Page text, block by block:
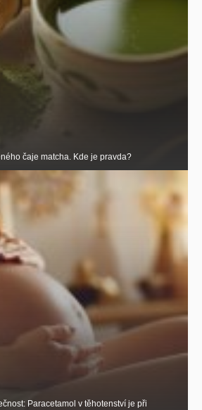
čaje matcha. Kde je pravda?
Paracetamol v těhotenství je při